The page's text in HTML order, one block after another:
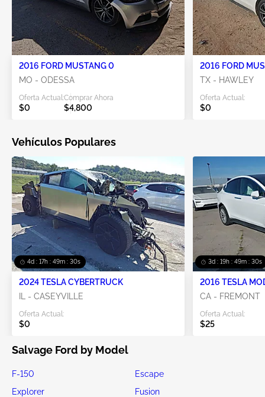
2016 FORD MUSTANG 0
MO - ODESSA
Oferta Actual:
$0
Comprar Ahora
$4,800
2016 FORD
TX - HAWLEY
Oferta Actual:
$0
Vehículos Populares
4d : 17h : 49m : 29s
2024 TESLA CYBERTRUCK
IL - CASEYVILLE
Oferta Actual:
$0
3d : 19h : 49m : 29s
2016 TESLA
CA - FREMONT
Oferta Actual:
$25
Salvage Ford by Model
F-150
Escape
Explorer
Fusion